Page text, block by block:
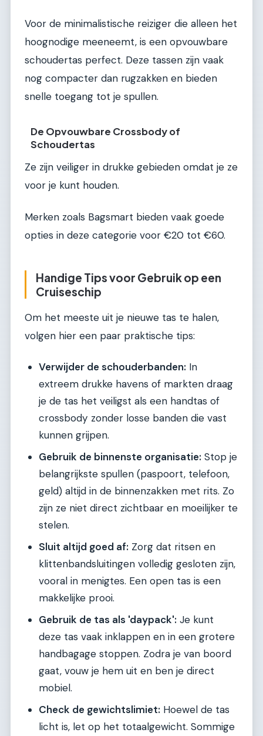
Voor de minimalistische reiziger die alleen het
hoognodige meeneemt, is een opvouwbare
schoudertas perfect. Deze tassen zijn vaak
nog compacter dan rugzakken en bieden
snelle toegang tot je spullen.
De Opvouwbare Crossbody of
Schoudertas
Ze zijn veiliger in drukke gebieden omdat je ze
voor je kunt houden.
Merken zoals Bagsmart bieden vaak goede
opties in deze categorie voor €20 tot €60.
Handige Tips voor Gebruik op een
Cruiseschip
Om het meeste uit je nieuwe tas te halen,
volgen hier een paar praktische tips:
Verwijder de schouderbanden: In
extreem drukke havens of markten draag
je de tas het veiligst als een handtas of
crossbody zonder losse banden die vast
kunnen grijpen.
Gebruik de binnenste organisatie: Stop je
belangrijkste spullen (paspoort, telefoon,
geld) altijd in de binnenzakken met rits. Zo
zijn ze niet direct zichtbaar en moeilijker te
stelen.
Sluit altijd goed af: Zorg dat ritsen en
klittenbandsluitingen volledig gesloten zijn,
vooral in menigtes. Een open tas is een
makkelijke prooi.
Gebruik de tas als 'daypack': Je kunt
deze tas vaak inklappen en in een grotere
handbagage stoppen. Zodra je van boord
gaat, vouw je hem uit en ben je direct
mobiel.
Check de gewichtslimiet: Hoewel de tas
licht is, let op het totaalgewicht. Sommige